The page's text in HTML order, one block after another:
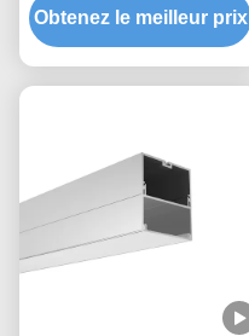
Architecture Home Linear
Lighting System
Obtenez le meilleur prix